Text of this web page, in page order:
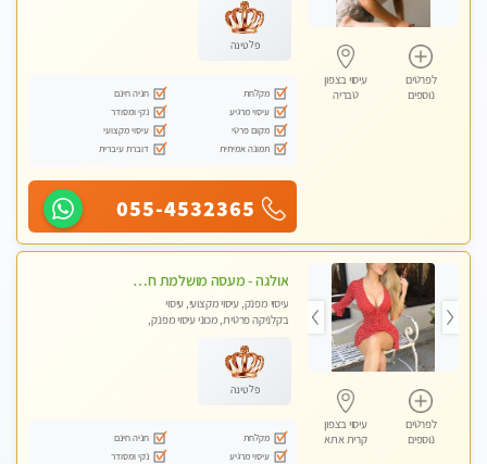
לפרטים
נוספים
עיסוי בצפון
טבריה
פלטינה
מקלחת
חניה חינם
עיסוי מרגיע
נקי ומסודר
מקום פרטי
עיסוי מקצועי
תמונה אמיתית
דוברת עיברית
055-4532365
לפרטים
נוספים
עיסוי בצפון
קרית אתא
אולגה - מעסה מושלמת חדשה בעיר ! בחיפה- טל 052-5738058
עיסוי מפנק, עיסוי מקצועי, עיסוי
בקלניקה פרטית, מכוני עיסוי מפנק,
פלטינה
מקלחת
חניה חינם
עיסוי מרגיע
נקי ומסודר